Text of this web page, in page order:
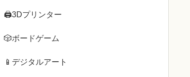
🖨3Dプリンター
🎲ボードゲーム
📱デジタルアート